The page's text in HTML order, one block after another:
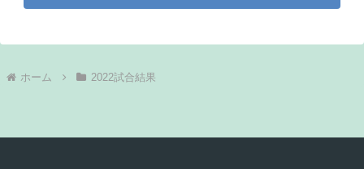
ホーム 2022試合結果